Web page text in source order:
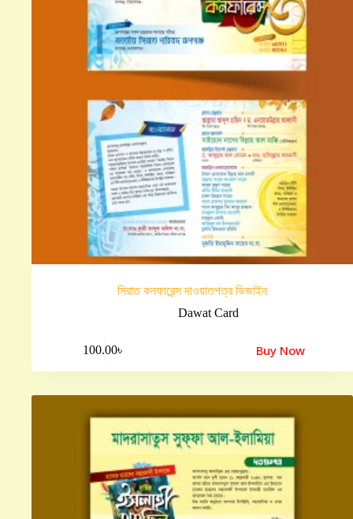
সিরাত কনফারেন্স দাওয়াতপত্র ডিজাইন
Dawat Card
100.00৳ Buy Now